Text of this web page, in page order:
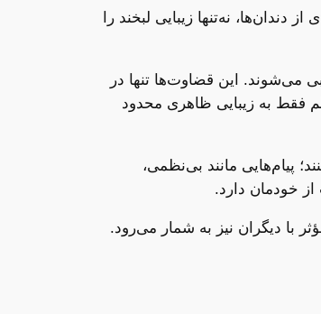
نه‌تنها زیبایی لبخند را
می‌شوند. این قضاوت‌ها تنها در
فقط به زیبایی ظاهری محدود
پیام‌هایی مانند بی‌نظمی،
خودمان دارد.
با دیگران نیز به شمار می‌رود.